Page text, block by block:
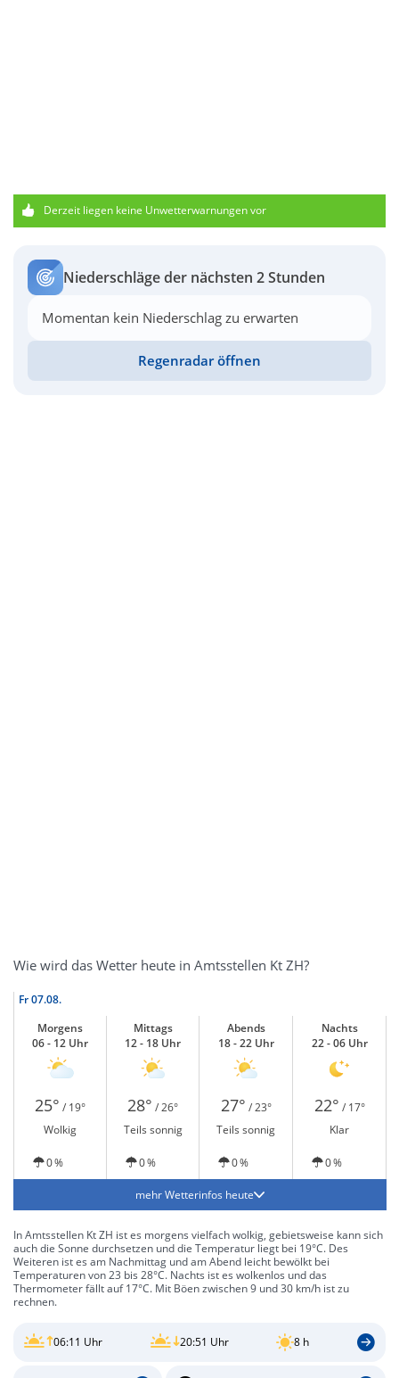
Derzeit liegen keine Unwetterwarnungen vor
Niederschläge der nächsten 2 Stunden
Momentan kein Niederschlag zu erwarten
Regenradar öffnen
Wie wird das Wetter heute in Amtsstellen Kt ZH?
Fr07.08.
Morgens
06 - 12 Uhr
Mittags
12 - 18 Uhr
Abends
18 - 22 Uhr
Nachts
22 - 06 Uhr
25° / 19° 28° / 26° 27° / 23° 22° / 17°
Wolkig
Teils sonnig Teils sonnig Klar
0 % 0 % 0 % 0 %
mehr Wetterinfos heute
In Amtsstellen Kt ZH ist es morgens vielfach wolkig, gebietsweise kann sich
auch die Sonne durchsetzen und die Temperatur liegt bei 19°C. Des
Weiteren ist es am Nachmittag und am Abend leicht bewölkt bei
Temperaturen von 23 bis 28°C. Nachts ist es wolkenlos und das
Thermometer fällt auf 17°C. Mit Böen zwischen 9 und 30 km/h ist zu
rechnen.
06:11 Uhr 20:51 Uhr 8 h